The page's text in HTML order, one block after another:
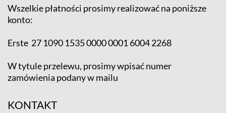
Wszelkie płatności prosimy realizować na poniższe
konto:
Erste 27 1090 1535 0000 0001 6004 2268
W tytule przelewu, prosimy wpisać numer
zamówienia podany w mailu
KONTAKT